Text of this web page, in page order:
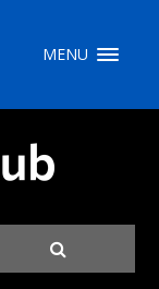
MENU
Dawson///